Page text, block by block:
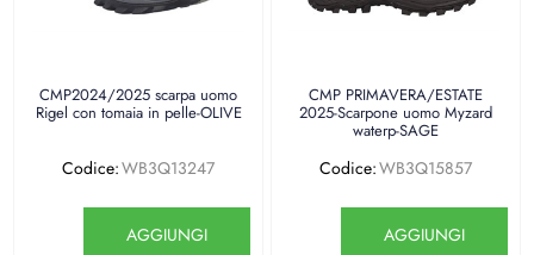
CMP2024/2025 scarpa uomo
Rigel con tomaia in pelle-OLIVE
Codice:WB3Q13247
AGGIUNGI
CMP PRIMAVERA/ESTATE
2025-Scarpone uomo Myzard
waterp-SAGE
Codice:WB3Q15857
AGGIUNGI